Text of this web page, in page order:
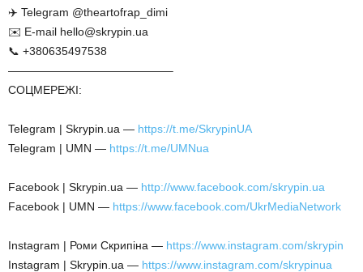
✈️ Telegram @theartofrap_dimi
✉️ E-mail hello@skrypin.ua
📞 +380635497538
——————————————–
СОЦМЕРЕЖІ:
Telegram | Skrypin.ua — https://t.me/SkrypinUA
Telegram | UMN — https://t.me/UMNua
Facebook | Skrypin.ua — http://www.facebook.com/skrypin.ua
Facebook | UMN — https://www.facebook.com/UkrMediaNetwork
Instagram | Роми Скрипіна — https://www.instagram.com/skrypin
Instagram | Skrypin.ua — https://www.instagram.com/skrypinua